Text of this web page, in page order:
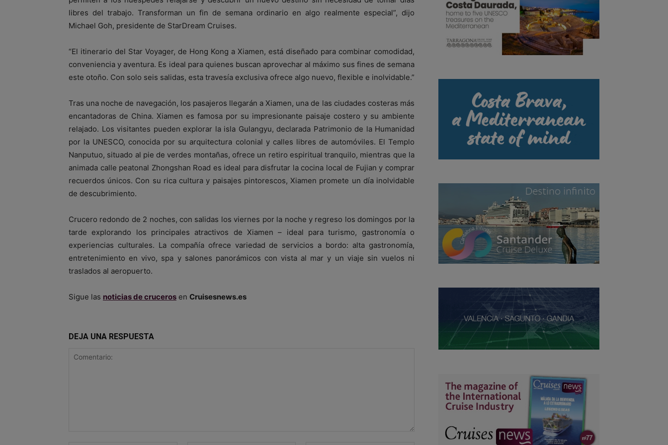
libres del trabajo. Transforman un fin de semana ordinario en algo realmente especial”, dijo
Michael Goh, presidente de StarDream Cruises.
“El itinerario del Star Voyager, de Hong Kong a Xiamen, está diseñado para combinar comodidad,
conveniencia y aventura. Es ideal para quienes buscan aprovechar al máximo sus fines de semana
este otoño. Con solo seis salidas, esta travesía exclusiva ofrece algo nuevo, flexible e inolvidable.”
Tras una noche de navegación, los pasajeros llegarán a Xiamen, una de las ciudades costeras más
encantadoras de China. Xiamen es famosa por su impresionante paisaje costero y su ambiente
relajado. Los visitantes pueden explorar la isla Gulangyu, declarada Patrimonio de la Humanidad
por la UNESCO, conocida por su arquitectura colonial y calles libres de automóviles. El Templo
Nanputuo, situado al pie de verdes montañas, ofrece un retiro espiritual tranquilo, mientras que la
animada calle peatonal Zhongshan Road es ideal para disfrutar la cocina local de Fujian y comprar
recuerdos únicos. Con su rica cultura y paisajes pintorescos, Xiamen promete un día inolvidable
de descubrimiento.
Crucero redondo de 2 noches, con salidas los viernes por la noche y regreso los domingos por la
tarde explorando los principales atractivos de Xiamen – ideal para turismo, gastronomía o
experiencias culturales. La compañía ofrece variedad de servicios a bordo: alta gastronomía,
entretenimiento en vivo, spa y salones panorámicos con vista al mar y un viaje sin vuelos ni
traslados al aeropuerto.
Sigue las noticias de cruceros en Cruisesnews.es
DEJA UNA RESPUESTA